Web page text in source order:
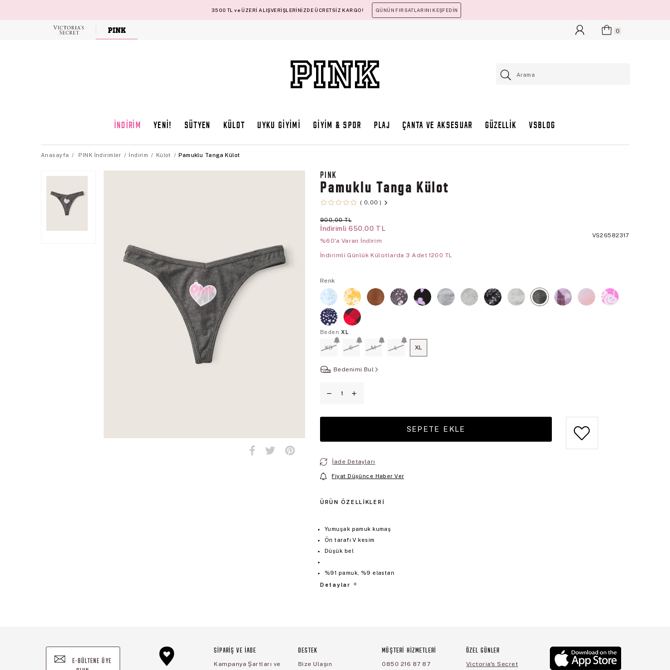
3500 TL ve ÜZERİ ALIŞVERİŞLERİNİZDE ÜCRETSİZ KARGO! GÜNÜN FIRSATLARINI KEŞFEDİN
Victoria's
0
İNDİRİM YENİ! SÜTYEN KÜLOT UYKU GİYİMİ GİYİM & SPOR PLAJ ÇANTA VE AKSESUAR GÜZELLİK VSBLOG
Anasayfa PINK İndirimler İndirim Külot Pamuklu Tanga Külot
PINK
Pamuklu Tanga Külot
0,00
900,00 TL
İndirimli 650,00 TL
%60'a Varan İndirim
VS26582317
İndirimli Günlük Külotlarda 3 Adet 1200 TL
Renk
Beden XL
XS S M L XL
Bedenimi Bul
İade Detayları
Fiyat Düşünce Haber Ver
ÜRÜN ÖZELLIKLERI
Yumuşak pamuk kumaş
Ön tarafı V kesim
Düşük bel
%91 pamuk, %9 elastan
Detaylar
E-BÜLTENE ÜYE
SİPARİŞ VE İADE
Kampanya Şartları ve
DESTEK
Bize Ulaşın
MÜŞTERİ HİZMETLERİ
0850 216 87 87
ÖZEL GÜNLER
Victoria's Secret